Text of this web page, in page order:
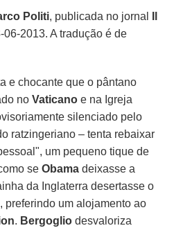
Politi, publicada no jornal
06-2013. A tradução é de
e chocante que o pântano
noVaticano e na Igreja
silenciado pelo
ratzingeriano – tenta rebaixar
um pequeno tique de
seObama deixasse a
da Inglaterra desertasse o
, preferindo um alojamento ao
. Bergoglio desvaloriza